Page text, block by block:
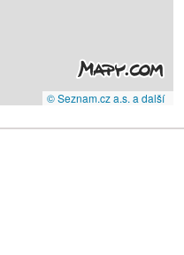
© Seznam.cz a.s. a další